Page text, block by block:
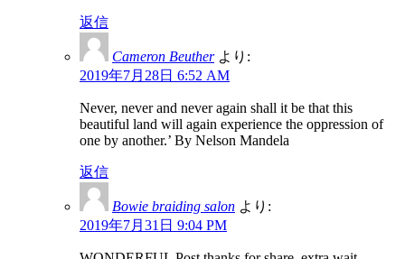
返信
Cameron Beuther より:
2019年7月28日 6:52 AM
Never, never and never again shall it be that this
beautiful land will again experience the oppression of
one by another.’ By Nelson Mandela
返信
Bowie braiding salon より:
2019年7月31日 9:04 PM